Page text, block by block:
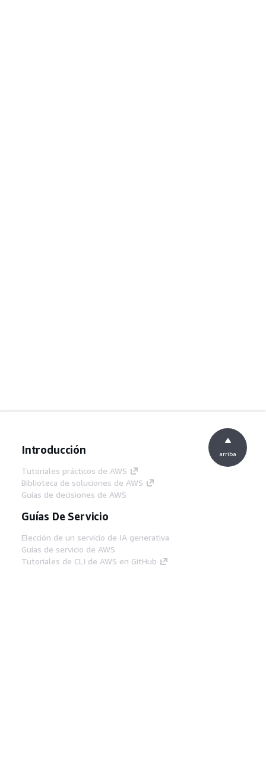
Introducción
Tutoriales prácticos de AWS
Biblioteca de soluciones de AWS
Guías de decisiones de AWS
Guías De Servicio
Elección de un servicio de IA generativa
Guías de servicio de AWS
Tutoriales de CLI de AWS en GitHub
arriba